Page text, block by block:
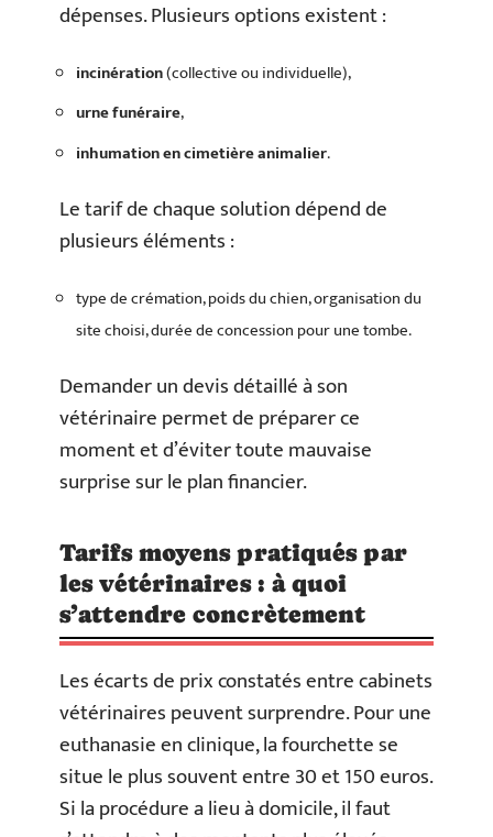
dépenses. Plusieurs options existent :
incinération(collective ou individuelle),
urne funéraire,
inhumation en cimetière animalier.
Le tarif de chaque solution dépend de
plusieurs éléments :
type de crémation, poids du chien, organisation du
site choisi, durée de concession pour une tombe.
Demander un devis détaillé à son
vétérinaire permet de préparer ce
moment et d’éviter toute mauvaise
surprise sur le plan financier.
Tarifs moyens pratiqués par
les vétérinaires : à quoi
s’attendre concrètement
Les écarts de prix constatés entre cabinets
vétérinaires peuvent surprendre. Pour une
euthanasie en clinique, la fourchette se
situe le plus souvent entre 30 et 150 euros.
Si la procédure a lieu à domicile, il faut